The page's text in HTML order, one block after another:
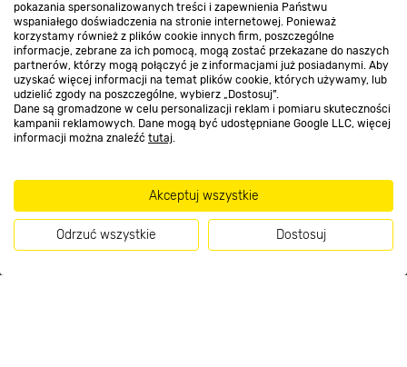
pokazania spersonalizowanych treści i zapewnienia Państwu
wspaniałego doświadczenia na stronie internetowej. Ponieważ
korzystamy również z plików cookie innych firm, poszczególne
informacje, zebrane za ich pomocą, mogą zostać przekazane do naszych
partnerów, którzy mogą połączyć je z informacjami już posiadanymi. Aby
uzyskać więcej informacji na temat plików cookie, których używamy, lub
udzielić zgody na poszczególne, wybierz „Dostosuj”.
Dane są gromadzone w celu personalizacji reklam i pomiaru skuteczności
kampanii reklamowych. Dane mogą być udostępniane Google LLC, więcej
informacji można znaleźć tutaj.
Akceptuj wszystkie
Odrzuć wszystkie Dostosuj
O nas
Kontakt do sklepu
Dołącz do nas